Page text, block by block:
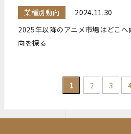
業種別動向
2024.11.30
2025年以降のアニメ市場はどこ
向を探る
1 2 3